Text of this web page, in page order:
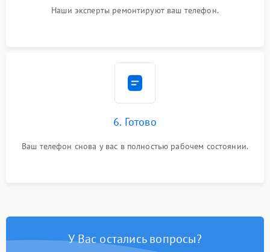
Наши эксперты ремонтируют ваш телефон.
6. Готово
Ваш телефон снова у вас в полностью рабочем состоянии.
У Вас остались вопросы?